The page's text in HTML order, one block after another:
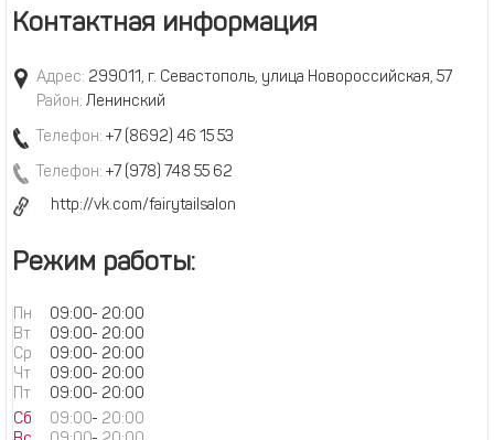
Контактная информация
Адрес: 299011, г. Севастополь, улица Новороссийская, 57
Район: Ленинский
Телефон: +7 (8692) 46 15 53
Телефон: +7 (978) 748 55 62
http://vk.com/fairytailsalon
Режим работы:
Пн 09:00- 20:00
Вт
09:00- 20:00
Ср
09:00- 20:00
Чт
09:00- 20:00
Пт
09:00- 20:00
Сб
09:00- 20:00